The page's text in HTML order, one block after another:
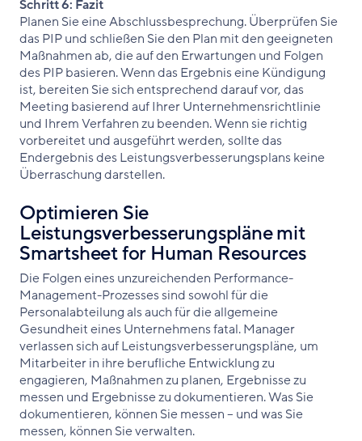
Schritt 6: Fazit
Planen Sie eine Abschlussbesprechung. Überprüfen Sie
das PIP und schließen Sie den Plan mit den geeigneten
Maßnahmen ab, die auf den Erwartungen und Folgen
des PIP basieren. Wenn das Ergebnis eine Kündigung
ist, bereiten Sie sich entsprechend darauf vor, das
Meeting basierend auf Ihrer Unternehmensrichtlinie
und Ihrem Verfahren zu beenden. Wenn sie richtig
vorbereitet und ausgeführt werden, sollte das
Endergebnis des Leistungsverbesserungsplans keine
Überraschung darstellen.
Optimieren Sie
Leistungsverbesserungspläne mit
Smartsheet for Human Resources
Die Folgen eines unzureichenden Performance-
Management-Prozesses sind sowohl für die
Personalabteilung als auch für die allgemeine
Gesundheit eines Unternehmens fatal. Manager
verlassen sich auf Leistungsverbesserungspläne, um
Mitarbeiter in ihre berufliche Entwicklung zu
engagieren, Maßnahmen zu planen, Ergebnisse zu
messen und Ergebnisse zu dokumentieren. Was Sie
dokumentieren, können Sie messen – und was Sie
messen, können Sie verwalten.